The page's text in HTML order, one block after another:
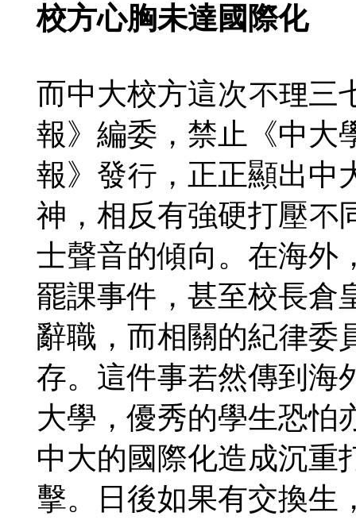
校方心胸未達國際化
而中大校方這次不理三
報》編委，禁止《中大
報》發行，正正顯出中
神，相反有強硬打壓不
士聲音的傾向。在海外
罷課事件，甚至校長倉
辭職，而相關的紀律委
存。這件事若然傳到海
大學，優秀的學生恐怕
中大的國際化造成沉重
擊。日後如果有交換生